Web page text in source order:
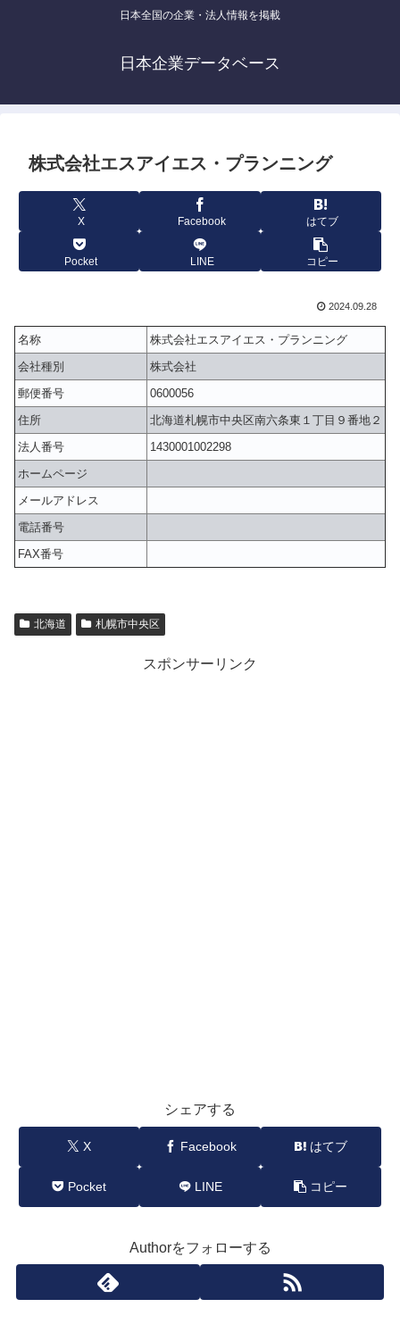
日本全国の企業・法人情報を掲載
日本企業データベース
株式会社エスアイエス・プランニング
X Facebook はてブ
Pocket LINE コピー
2024.09.28
名称
株式会社エスアイエス・プランニング
会社種別
株式会社
郵便番号
0600056
住所
北海道札幌市中央区南六条東１丁目９番地２
法人番号
1430001002298
ホームページ
メールアドレス
電話番号
FAX番号
北海道 札幌市中央区
スポンサーリンク
シェアする
X Facebook はてブ
Pocket LINE コピー
Authorをフォローする